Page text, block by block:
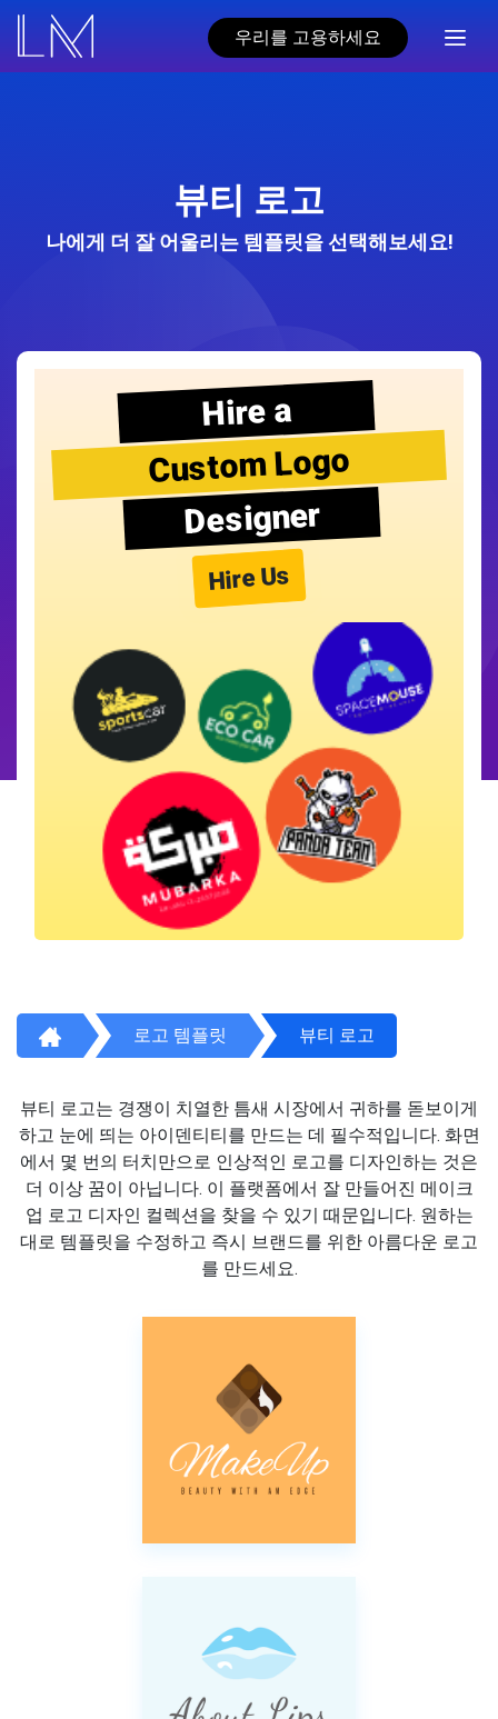
우리를 고용하세요
뷰티 로고
나에게 더 잘 어울리는 템플릿을 선택해보세요!
Hire a
Custom Logo
Designer
Hire Us
로고 템플릿 뷰티 로고
뷰티 로고는 경쟁이 치열한 틈새 시장에서 귀하를 돋보이게
하고 눈에 띄는 아이덴티티를 만드는 데 필수적입니다. 화면
에서 몇 번의 터치만으로 인상적인 로고를 디자인하는 것은
더 이상 꿈이 아닙니다. 이 플랫폼에서 잘 만들어진 메이크
업 로고 디자인 컬렉션을 찾을 수 있기 때문입니다. 원하는
대로 템플릿을 수정하고 즉시 브랜드를 위한 아름다운 로고
를 만드세요.